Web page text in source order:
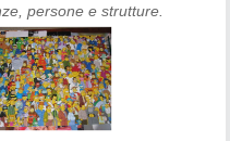
persone e strutture.